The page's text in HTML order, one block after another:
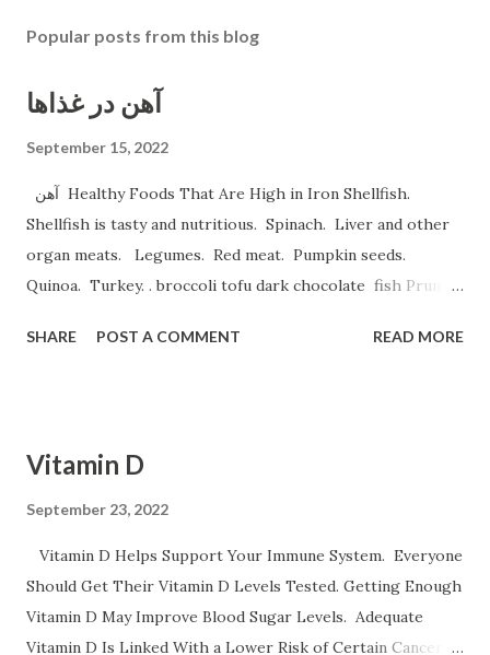
Popular posts from this blog
آهن در غذاها
September 15, 2022
Shellfish is tasty and nutritious. Spinach. Liver and other
organ meats. Legumes. Red meat. Pumpkin seeds.
Quinoa. Turkey. . broccoli tofu dark chocolate fish Prune
Spinach, Cashew Coconut and Raspberry Smoothie. و
سیب موز و انار عدس سیب زمینی برشته و نان پسته بادام وبادام
برزیلی و هندی اثرات کم خونی خستگی ضعف قوای جسمانی سینه
حاملگی باعث کم خونی می شود
SHARE POST A COMMENT READ MORE
Vitamin D
September 23, 2022
Vitamin D Helps Support Your Immune System. Everyone
Should Get Their Vitamin D Levels Tested. Getting Enough
Vitamin D May Improve Blood Sugar Levels. Adequate
Vitamin D Is Linked With a Lower Risk of Certain Cancers.